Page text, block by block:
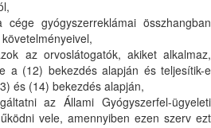
gyógyszerreklámai összhangban
az orvoslátogatók, akiket alkalmaz,
a (12) bekezdés alapján és teljesítik-e
és (14) bekezdés alapján,
az Állami Gyógyszerfel-ügyeleti
vele, amennyiben ezen szerv ezt